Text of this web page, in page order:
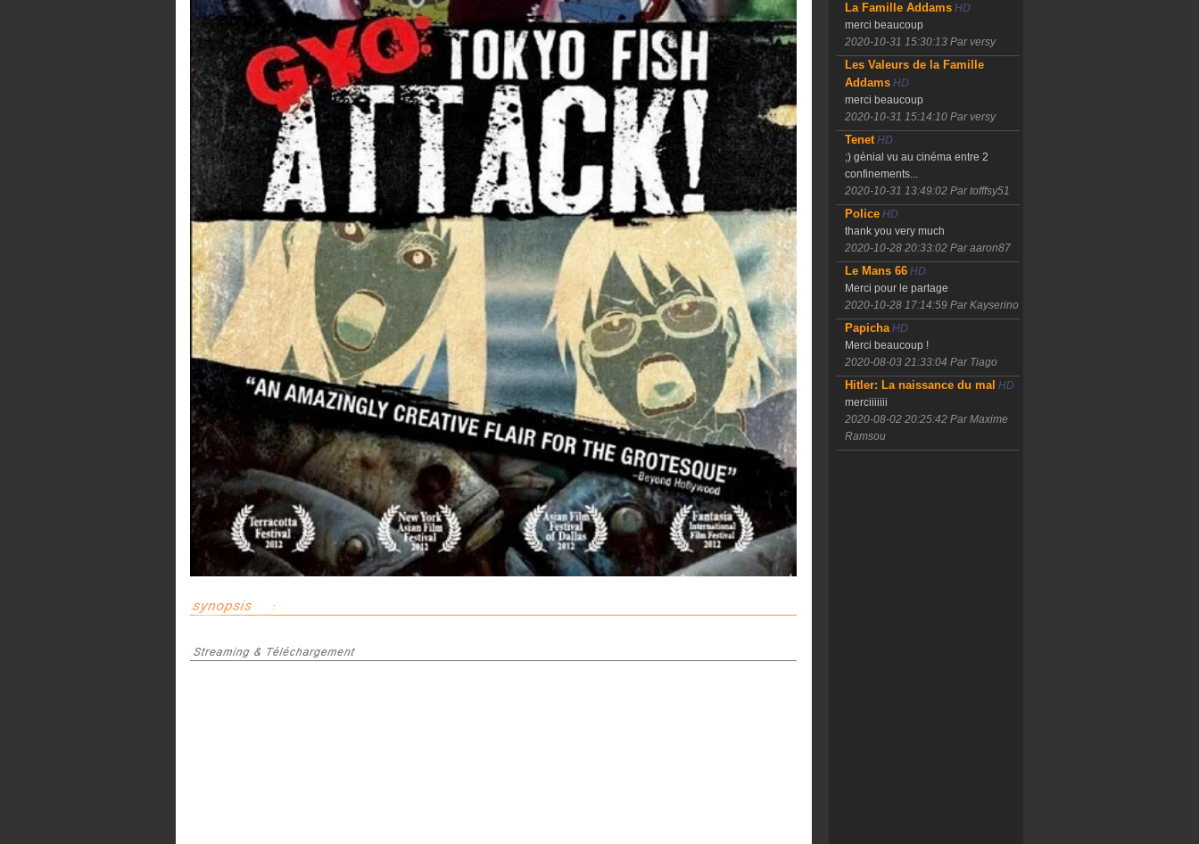
La Famille AddamsHD
merci beaucoup
2020-10-31 15:30:13 Par versy
Les Valeurs de la Famille
AddamsHD
merci beaucoup
2020-10-31 15:14:10 Par versy
TenetHD
;) génial vu au cinéma entre 2
confinements...
2020-10-31 13:49:02 Par tofffsy51
PoliceHD
thank you very much
2020-10-28 20:33:02 Par aaron87
Le Mans 66HD
Merci pour le partage
2020-10-28 17:14:59 Par Kayserino
PapichaHD
Merci beaucoup !
2020-08-03 21:33:04 Par Tiago
Hitler: La naissance du mal HD
merciiiiiii
2020-08-02 20:25:42 Par Maxime
Ramsou